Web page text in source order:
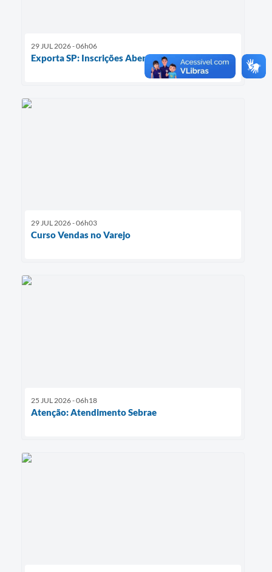
29 JUL 2026 - 06h06
Exporta SP: Inscrições Abertas
29 JUL 2026 - 06h03
Curso Vendas no Varejo
25 JUL 2026 - 06h18
Atenção: Atendimento Sebrae